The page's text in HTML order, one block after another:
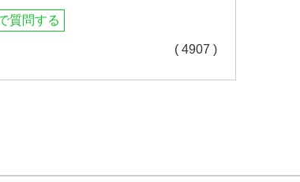
質問する
( 4907 )